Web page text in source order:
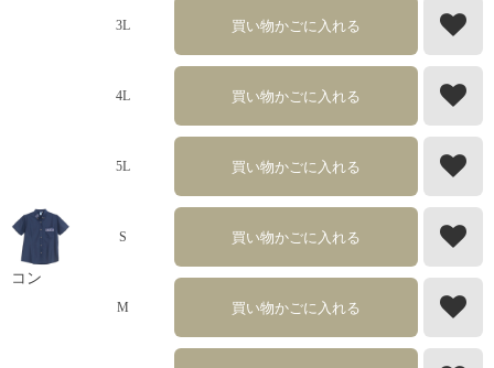
3L 買い物かごに入れる
4L 買い物かごに入れる
5L 買い物かごに入れる
コン
S 買い物かごに入れる
M 買い物かごに入れる